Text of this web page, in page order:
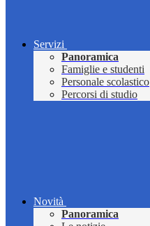
Servizi
Panoramica
Famiglie e studenti
Personale scolastico
Percorsi di studio
Novità
Panoramica